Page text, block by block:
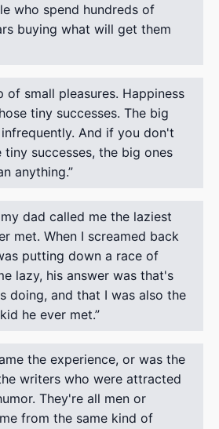
who spend hundreds of
buying what will get them
of small pleasures. Happiness
tiny successes. The big
And if you don't
successes, the big ones
anything.
dad called me the laziest
met. When I screamed back
putting down a race of
lazy, his answer was that's
doing, and that I was also the
he ever met.
the experience, or was the
writers who were attracted
They're all men or
from the same kind of